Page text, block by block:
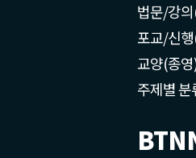
법문/강
포교/신
교양(종
주제별 분